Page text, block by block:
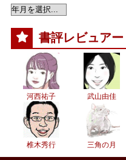
書評レビュアー
河西祐子 武山由佳
椎木秀行 三角の月